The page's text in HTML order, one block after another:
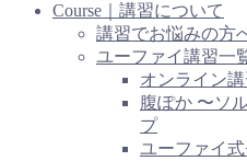
Course｜講習について
講習でお悩みの方
ユーファイ講習一
オンライン
腹ぽか 〜ソ
プ
ユーファイ